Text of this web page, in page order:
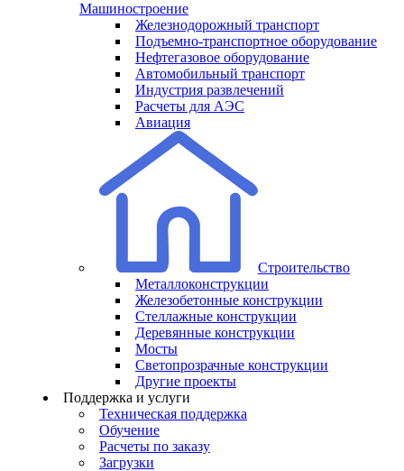
Машиностроение
Железнодорожный транспорт
Подъемно-транспортное оборудование
Нефтегазовое оборудование
Автомобильный транспорт
Индустрия развлечений
Расчеты для АЭС
Авиация
Строительство
Металлоконструкции
Железобетонные конструкции
Стеллажные конструкции
Деревянные конструкции
Мосты
Светопрозрачные конструкции
Другие проекты
Поддержка и услуги
Техническая поддержка
Обучение
Расчеты по заказу
Загрузки